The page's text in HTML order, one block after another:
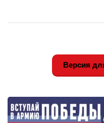
Версия